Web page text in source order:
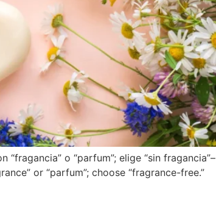
o “parfum”; elige “sin fragancia”–
or “parfum”; choose “fragrance-free.”